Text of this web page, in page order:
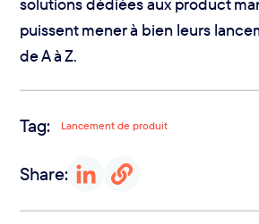
solutions dédiées aux product
puissent mener à bien leurs
de A à Z.
Tag: Lancement de produit
Share: